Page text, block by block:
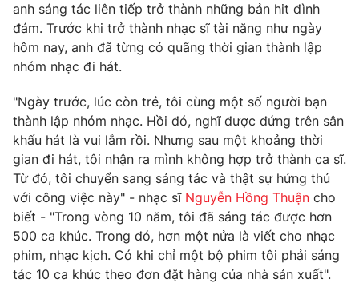
Góc doanh nghiệp
Truyền hình
Phim VTV
Hậu trường
Nhân vật
Khán giả
Giải sao mai
Giải trí
Âm nhạc
Sao
Đời sống
Du lịch
Làm đẹp
Chất lượng cuộc sống
Giáo dục
Tuyển sinh
Học trực tuyến
Công nghệ
Hitech Công nghệ tương lai
Sản phẩm
Giao lưu trực tuyến
anh sáng tác liên tiếp trở thành những bản hit đình
đám. Trước khi trở thành nhạc sĩ tài năng như ngày
hôm nay, anh đã từng có quãng thời gian thành lập
nhóm nhạc đi hát.
"Ngày trước, lúc còn trẻ, tôi cùng một số người bạn
thành lập nhóm nhạc. Hồi đó, nghĩ được đứng trên sân
khấu hát là vui lắm rồi. Nhưng sau một khoảng thời
gian đi hát, tôi nhận ra mình không hợp trở thành ca sĩ.
Từ đó, tôi chuyển sang sáng tác và thật sự hứng thú
với công việc này" - nhạc sĩ Nguyễn Hồng Thuận cho
biết - "Trong vòng 10 năm, tôi đã sáng tác được hơn
500 ca khúc. Trong đó, hơn một nửa là viết cho nhạc
phim, nhạc kịch. Có khi chỉ một bộ phim tôi phải sáng
tác 10 ca khúc theo đơn đặt hàng của nhà sản xuất".